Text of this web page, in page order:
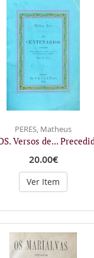
PERES, Matheus
Versos de...
20.00€
Ver Item